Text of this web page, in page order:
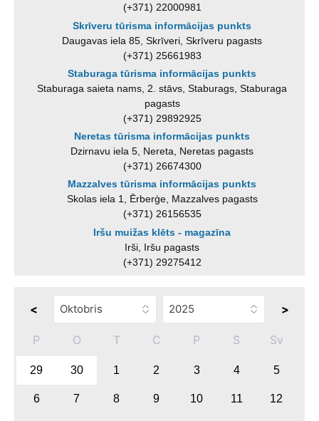
(+371) 22000981
Skrīveru tūrisma informācijas punkts
Daugavas iela 85, Skrīveri, Skrīveru pagasts
(+371) 25661983
Staburaga tūrisma informācijas punkts
Staburaga saieta nams, 2. stāvs, Staburags, Staburaga
pagasts
(+371) 29892925
Neretas tūrisma informācijas punkts
Dzirnavu iela 5, Nereta, Neretas pagasts
(+371) 26674300
Mazzalves tūrisma informācijas punkts
Skolas iela 1, Ērberģe, Mazzalves pagasts
(+371) 26156535
Iršu muižas klēts - magazīna
Irši, Iršu pagasts
(+371) 29275412
< >
P O T C P S Sv
29 30 1 2 3 4 5
6 7 8 9 10 11 12